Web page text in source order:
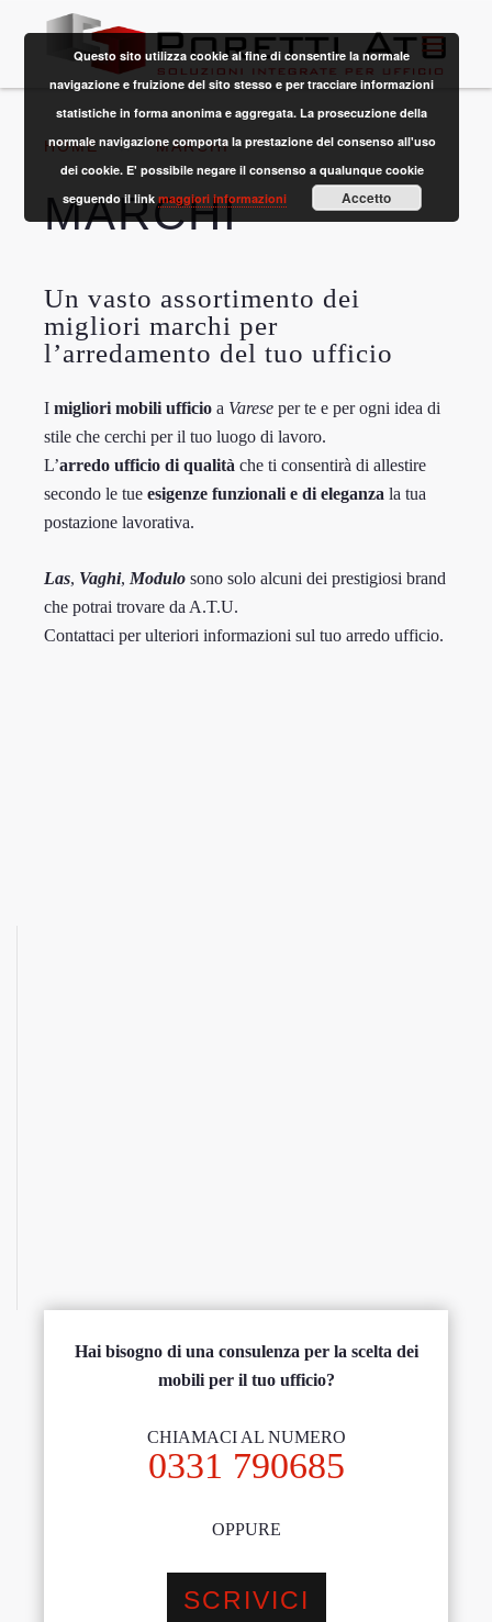
HOME MARCHI
MARCHI
Un vasto assortimento dei
migliori marchi per
l’arredamento del tuo ufficio
I migliori mobili ufficio a Varese per te e per ogni idea di
stile che cerchi per il tuo luogo di lavoro.
L’arredo ufficio di qualità che ti consentirà di allestire
secondo le tue esigenze funzionali e di eleganza la tua
postazione lavorativa.
Las, Vaghi, Modulo sono solo alcuni dei prestigiosi brand
che potrai trovare da A.T.U.
Contattaci per ulteriori informazioni sul tuo arredo ufficio.
Hai bisogno di una consulenza per la scelta dei
mobili per il tuo ufficio?
CHIAMACI AL NUMERO
0331 790685
OPPURE
SCRIVICI
Questo sito utilizza cookie al fine di consentire la normale
navigazione e fruizione del sito stesso e per tracciare informazioni
statistiche in forma anonima e aggregata. La prosecuzione della
normale navigazione comporta la prestazione del consenso all'uso
dei cookie. E' possibile negare il consenso a qualunque cookie
seguendo il link maggiori informazioni Accetto